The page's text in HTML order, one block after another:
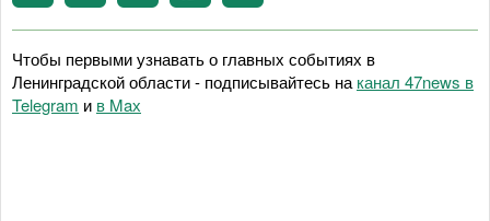
Чтобы первыми узнавать о главных событиях в
Ленинградской области - подписывайтесь на канал 47news в
Telegram и в Maх